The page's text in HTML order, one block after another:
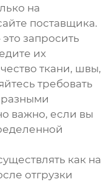
на
поставщика.
запросить
их
ткани, швы,
требовать
важно, если вы
как на
отгрузки